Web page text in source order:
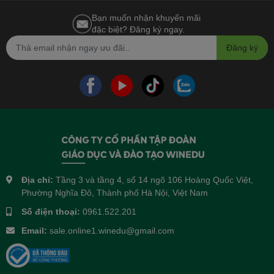
Bạn muốn nhận khuyến mãi
đặc biệt? Đăng ký ngay.
Đăng ký
Địa chỉ: Tầng 3 và tầng 4, số 14 ngõ 106 Hoàng Quốc Việt,
Phường Nghĩa Đô, Thành phố Hà Nội, Việt Nam
Số điện thoại: 0961.522.201
Email: sale.online1.winedu@gmail.com